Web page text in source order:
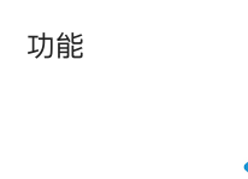
功能